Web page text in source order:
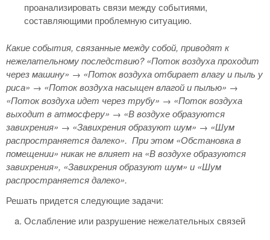
проанализировать связи между событиями,
составляющими проблемную ситуацию.
Какие события, связанные между собой, приводят к
нежелательному последствию? «Поток воздуха проходит
через машину» → «Поток воздуха отбирает влагу и пыль у
риса» → «Поток воздуха насыщен влагой и пылью» →
«Поток воздуха идет через трубу» → «Поток воздуха
выходит в атмосферу» → «В воздухе образуются
завихрения» → «Завихрения образуют шум» → «Шум
распространяется далеко». При этом «Обстановка в
помещении» никак не влияет на «В воздухе образуются
завихрения», «Завихрения образуют шум» и «Шум
распространяется далеко».
Решать придется следующие задачи:
Ослабление или разрушение нежелательных связей